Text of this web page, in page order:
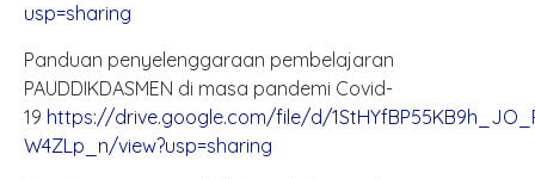
usp=sharing
Panduan penyelenggaraan pembelajaran
PAUDDIKDASMEN di masa pandemi Covid-
19 https://drive.google.com/file/d/
W4ZLp_n/view?usp=sharing